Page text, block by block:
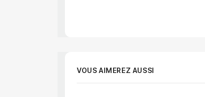
VOUS AIMEREZ AUSSI